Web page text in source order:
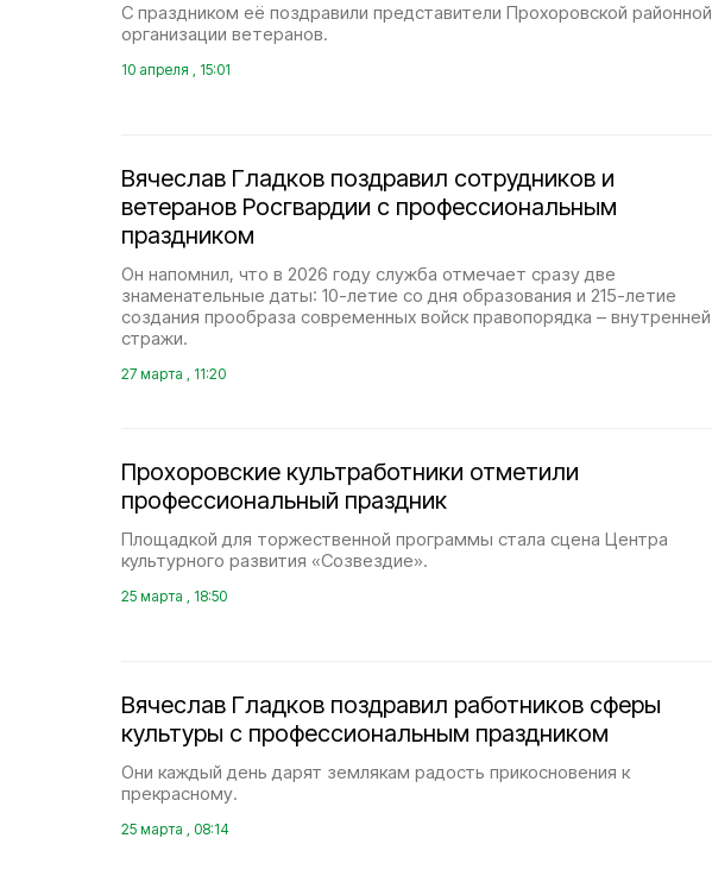
С праздником её поздравили представители Прохоровской районной
организации ветеранов.
10 апреля , 15:01
Вячеслав Гладков поздравил сотрудников и
ветеранов Росгвардии с профессиональным
праздником
Он напомнил, что в 2026 году служба отмечает сразу две
знаменательные даты: 10-летие со дня образования и 215-летие
создания прообраза современных войск правопорядка – внутренней
стражи.
27 марта , 11:20
Прохоровские культработники отметили
профессиональный праздник
Площадкой для торжественной программы стала сцена Центра
культурного развития «Созвездие».
25 марта , 18:50
Вячеслав Гладков поздравил работников сферы
культуры с профессиональным праздником
Они каждый день дарят землякам радость прикосновения к
прекрасному.
25 марта , 08:14